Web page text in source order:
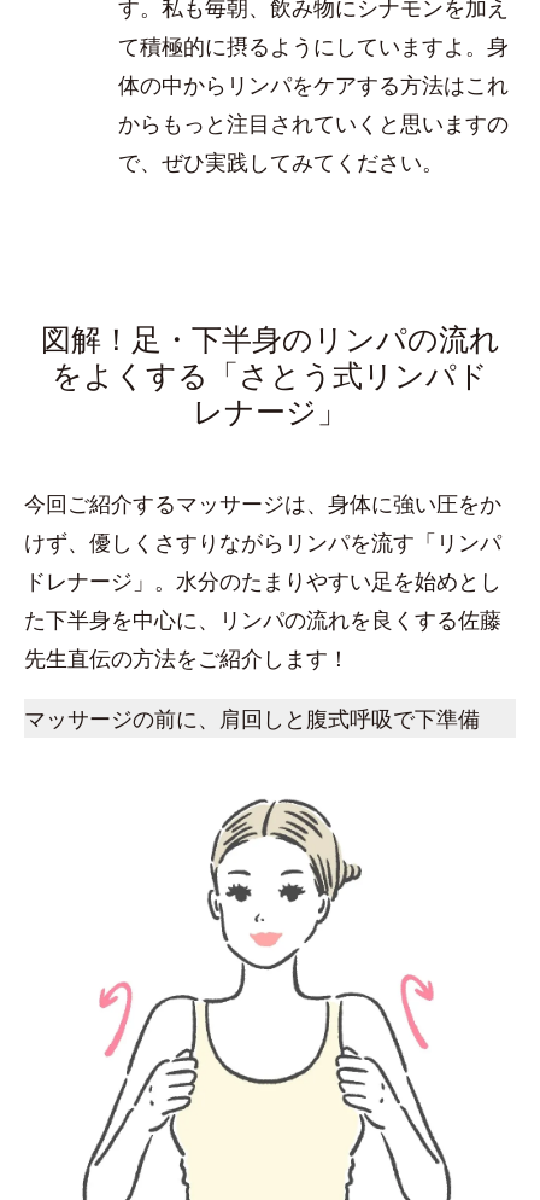
す。私も毎朝、飲み物にシナモンを加え
て積極的に摂るようにしていますよ。身
体の中からリンパをケアする方法はこれ
からもっと注目されていくと思いますの
で、ぜひ実践してみてください。
図解！足・下半身のリンパの流れ
をよくする「さとう式リンパド
レナージ」
今回ご紹介するマッサージは、身体に強い圧をか
けず、優しくさすりながらリンパを流す「リンパ
ドレナージ」。水分のたまりやすい足を始めとし
た下半身を中心に、リンパの流れを良くする佐藤
先生直伝の方法をご紹介します！
マッサージの前に、肩回しと腹式呼吸で下準備